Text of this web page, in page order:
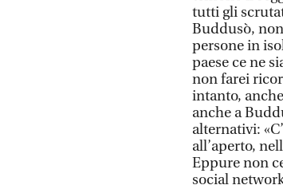
tutti gli
Buddusò,
persone in
paese ce ne
non farei
intanto,
anche a
alternativi:
all’aperto,
Eppure non
social